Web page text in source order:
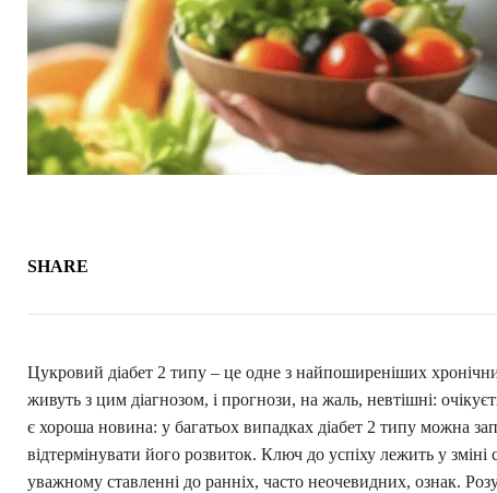
SHARE
Цукровий діабет 2 типу – це одне з найпоширеніших
живуть з цим діагнозом, і прогнози, на жаль, невтішні:
є хороша новина: у багатьох випадках діабет 2 типу можна
відтермінувати його розвиток. Ключ до успіху лежить у зміні
уважному ставленні до ранніх, часто неочевидних, ознак.